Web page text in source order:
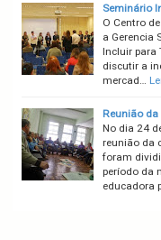
Seminário
O Centro
a Gerencia
Incluir para
discutir a
mercad…
Reunião da
No dia 24
reunião da
foram
período da
educadora